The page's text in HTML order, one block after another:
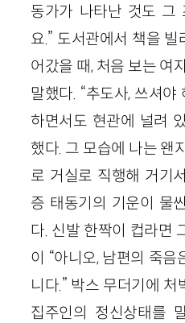
동가가 나타난 것도 그
요.” 도서관에서 책을 빌
어갔을 때, 처음 보는 여
말했다. “추도사, 쓰셔
하면서도 현관에 널려
했다. 그 모습에 나는 왠
로 거실로 직행해 거기
증 태동기의 기운이 물
다. 신발 한짝이 컵라면
이 “아니오, 남편의 죽
니다.” 박스 무더기에
집주인의 정신상태를